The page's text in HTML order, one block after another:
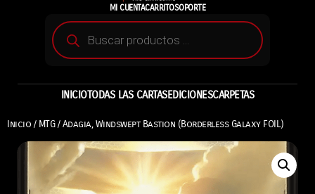
MI CUENTACARRITOSOPORTE
INICIOTODAS LAS CARTASEDICIONESCARPETAS
Inicio / MTG/ Adagia, Windswept Bastion (Borderless Galaxy FOIL)